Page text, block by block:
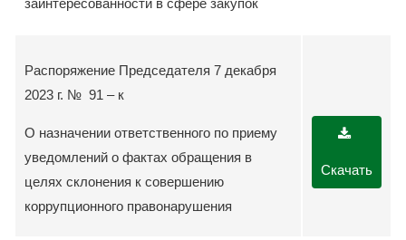
заинтересованности в сфере закупок
Распоряжение Председателя 7 декабря
2023 г. № 91 – к
О назначении ответственного по приему
уведомлений о фактах обращения в
целях склонения к совершению
коррупционного правонарушения
Скачать